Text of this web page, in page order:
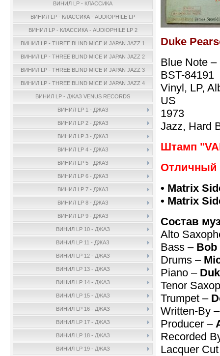
ВИНИЛ LP - КЛАССИКА
ВИНИЛ LP - КЛАССИКА - AUDIOPHILE LP
ВИНИЛ LP - КЛАССИКА - AUDIOPHILE LP 2
ВИНИЛ LP - THREE BLIND MICE И JAPAN JAZZ 1
ВИНИЛ LP - THREE BLIND MICE И JAPAN JAZZ 2
ВИНИЛ LP - THREE BLIND MICE И JAPAN JAZZ 3
ВИНИЛ LP - THREE BLIND MICE И JAPAN JAZZ 4
ВИНИЛ LP - ДЖАЗ VENUS RECORDS
ВИНИЛ LP 1 - ДЖАЗ
ВИНИЛ LP 2 - ДЖАЗ
ВИНИЛ LP 3 - ДЖАЗ
ВИНИЛ LP 4 - ДЖАЗ
ВИНИЛ LP 5 - ДЖАЗ
ВИНИЛ LP 6 - ДЖАЗ
ВИНИЛ LP 7 - ДЖАЗ
ВИНИЛ LP 8 - ДЖАЗ
ВИНИЛ LP 9 - ДЖАЗ
ВИНИЛ LP 10 - ДЖАЗ
ВИНИЛ LP 11 - ДЖАЗ
ВИНИЛ LP 12 - ДЖАЗ
ВИНИЛ LP 13 - ДЖАЗ
ВИНИЛ LP 14 - ДЖАЗ
ВИНИЛ LP 15 - ДЖАЗ
ВИНИЛ LP 16 - ДЖАЗ
ВИНИЛ LP 17 - ДЖАЗ
ВИНИЛ LP 18 - ДЖАЗ
ВИНИЛ LP 19 - ДЖАЗ
Duke
Blue Note
BST-84191
Vinyl, LP,
US
1973
Jazz, Hard
Штамп
Отличный
• Matrix
• Matrix
Состав
Alto
Bass – Bob
Drums –
Piano –
Tenor
Trumpet –
Written-By
Producer –
Recorded
Lacquer